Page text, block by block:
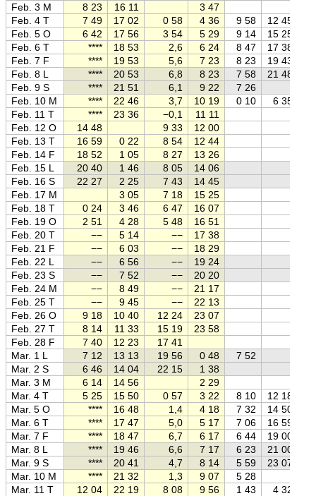
Feb. 3 M
8 23 16 11
3 47
Feb. 4 T
7 49 17 02 0 58 4 36 9 58
12 45
Feb. 5 O
6 42 17 56 3 54 5 29 9 14
15 25
Feb. 6 T
**** 18 53 2,6 6 24 8 47
17 38
Feb. 7 F
**** 19 53 5,6 7 23 8 23
19 43
Feb. 8 L
**** 20 53 6,8 8 23 7 58
21 48
Feb. 9 S
**** 21 51 6,1 9 22
7 26
Feb. 10 M
**** 22 46 3,7 10 19 0 10
6 35
Feb. 11 T
**** 23 36 −0,1
11 11
Feb. 12 O
14 48 9 33
12 00
Feb. 13 T
16 59 0 22 8 54
12 44
Feb. 14 F
18 52 1 05 8 27
13 26
Feb. 15 L
20 40 1 46 8 05
14 06
Feb. 16 S
22 27 2 25 7 43
14 45
Feb. 17 M
3 05 7 18
15 25
Feb. 18 T
0 24 3 46 6 47
16 07
Feb. 19 O
2 51 4 28 5 48
16 51
Feb. 20 T
−− 5 14 −−
17 38
Feb. 21 F
−− 6 03 −−
18 29
Feb. 22 L
−− 6 56 −−
19 24
Feb. 23 S
−− 7 52 −−
20 20
Feb. 24 M
−− 8 49 −−
21 17
Feb. 25 T
−− 9 45 −−
22 13
Feb. 26 O
9 18 10 40 12 24
23 07
Feb. 27 T
8 14 11 33 15 19
23 58
Feb. 28 F
7 40 12 23
17 41
Mar. 1 L
7 12 13 13 19 56 0 48
7 52
Mar. 2 S
6 46 14 04 22 15
1 38
Mar. 3 M
6 14 14 56
2 29
Mar. 4 T
5 25 15 50 0 57 3 22 8 10
12 18
Mar. 5 O
**** 16 48 1,4 4 18 7 32
14 50
Mar. 6 T
**** 17 47 5,0 5 17 7 06
16 59
Mar. 7 F
**** 18 47 6,7 6 17 6 44
19 00
Mar. 8 L
**** 19 46 6,6 7 17 6 23
21 00
Mar. 9 S
**** 20 41 4,7 8 14 5 59
23 07
Mar. 10 M
**** 21 32 1,3 9 07
5 28
Mar. 11 T
12 04 22 19 8 08 9 56 1 43
4 32